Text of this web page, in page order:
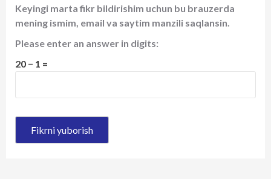
Keyingi marta fikr bildirishim uchun bu brauzerda
mening ismim, email va saytim manzili saqlansin.
Please enter an answer in digits:
20 − 1 =